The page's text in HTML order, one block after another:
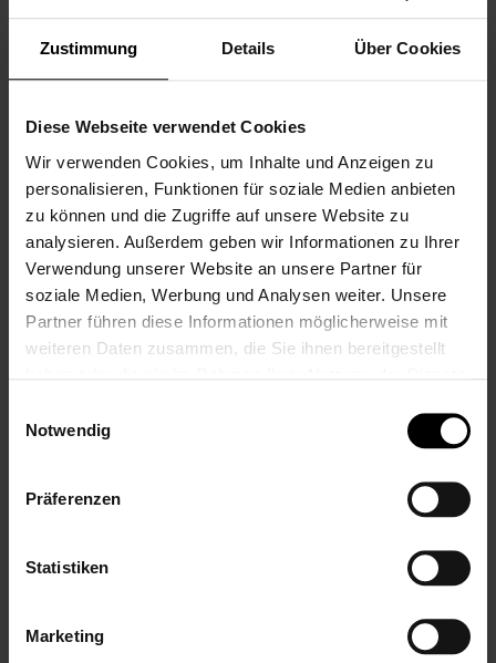
Zustimmung Details Über Cookies
Diese Webseite verwendet Cookies
Wir verwenden Cookies, um Inhalte und Anzeigen zu
personalisieren, Funktionen für soziale Medien anbieten
zu können und die Zugriffe auf unsere Website zu
analysieren. Außerdem geben wir Informationen zu Ihrer
Verwendung unserer Website an unsere Partner für
soziale Medien, Werbung und Analysen weiter. Unsere
Partner führen diese Informationen möglicherweise mit
weiteren Daten zusammen, die Sie ihnen bereitgestellt
Notwendig
Präferenzen
Statistiken
Marketing
Ende
springen
Nur registrierte Benutzer können
Bewertungen schreiben. Bitte
KUNDEN, DIE DIESEN ARTIKEL GEKAUFT HABEN,
KAUFTEN AUCH
VERWANDTE PRODUKTE